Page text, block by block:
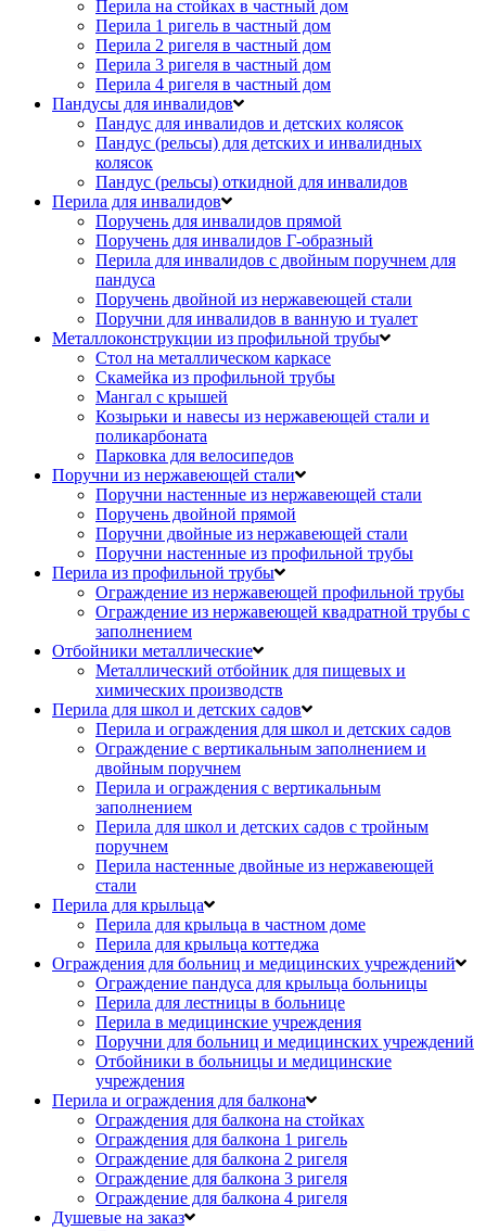
Перила на стойках в частный дом
Перила 1 ригель в частный дом
Перила 2 ригеля в частный дом
Перила 3 ригеля в частный дом
Перила 4 ригеля в частный дом
Пандусы для инвалидов
Пандус для инвалидов и детских колясок
Пандус (рельсы) для детских и инвалидных
колясок
Пандус (рельсы) откидной для инвалидов
Перила для инвалидов
Поручень для инвалидов прямой
Поручень для инвалидов Г-образный
Перила для инвалидов с двойным поручнем для
пандуса
Поручень двойной из нержавеющей стали
Поручни для инвалидов в ванную и туалет
Металлоконструкции из профильной трубы
Стол на металлическом каркасе
Скамейка из профильной трубы
Мангал с крышей
Козырьки и навесы из нержавеющей стали и
поликарбоната
Парковка для велосипедов
Поручни из нержавеющей стали
Поручни настенные из нержавеющей стали
Поручень двойной прямой
Поручни двойные из нержавеющей стали
Поручни настенные из профильной трубы
Перила из профильной трубы
Ограждение из нержавеющей профильной трубы
Ограждение из нержавеющей квадратной трубы с
заполнением
Отбойники металлические
Металлический отбойник для пищевых и
химических производств
Перила для школ и детских садов
Перила и ограждения для школ и детских садов
Ограждение с вертикальным заполнением и
двойным поручнем
Перила и ограждения с вертикальным
заполнением
Перила для школ и детских садов с тройным
поручнем
Перила настенные двойные из нержавеющей
стали
Перила для крыльца
Перила для крыльца в частном доме
Перила для крыльца коттеджа
Ограждения для больниц и медицинских учреждений
Ограждение пандуса для крыльца больницы
Перила для лестницы в больнице
Перила в медицинские учреждения
Поручни для больниц и медицинских учреждений
Отбойники в больницы и медицинские
учреждения
Перила и ограждения для балкона
Ограждения для балкона на стойках
Ограждения для балкона 1 ригель
Ограждение для балкона 2 ригеля
Ограждение для балкона 3 ригеля
Ограждение для балкона 4 ригеля
Душевые на заказ